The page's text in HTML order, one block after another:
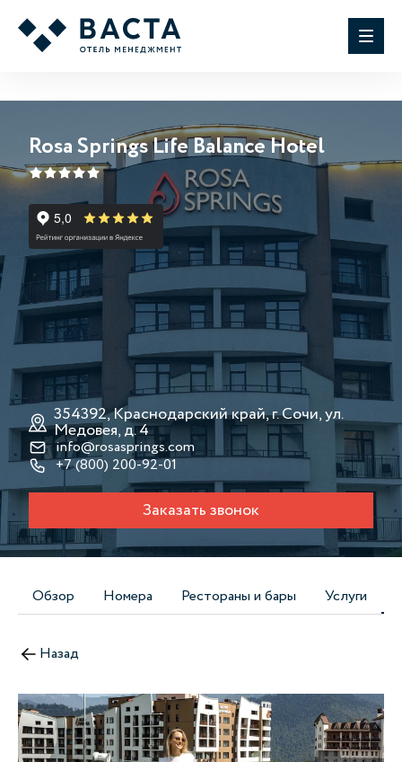
Rosa Springs Life Balance Hotel
354392, Краснодарский край, г. Сочи, ул.
Медовея, д. 4
info@rosasprings.com
+7 (800) 200-92-01
Заказать звонок
Обзор Номера Рестораны и бары Услуги
Назад